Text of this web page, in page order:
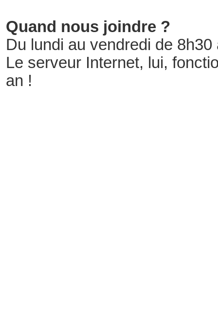
Quand nous joindre ?
Du lundi au vendredi de
Le serveur Internet, lui,
an !